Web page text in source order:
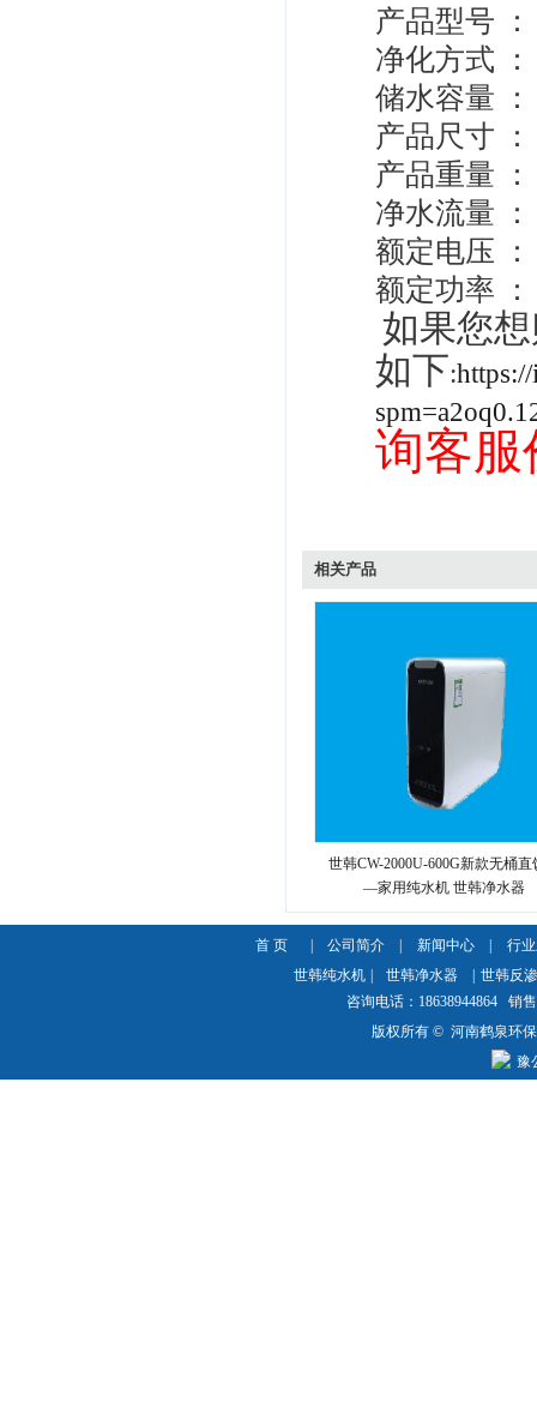
产品型号
净化方式
储水容量 ：
产品尺寸
产品重量
净水流量
额定电压 ：
额定功率
如果您
如下:
询客服
相关产品
世韩CW-2000U-600G新款无桶直
—家用纯水机 世韩净水器
首 页 公司简介 新闻中心
行
世韩纯水机
世韩净水器
世韩反
咨询电话：18638944864 销
版权所有 © 河南鹤泉环
豫